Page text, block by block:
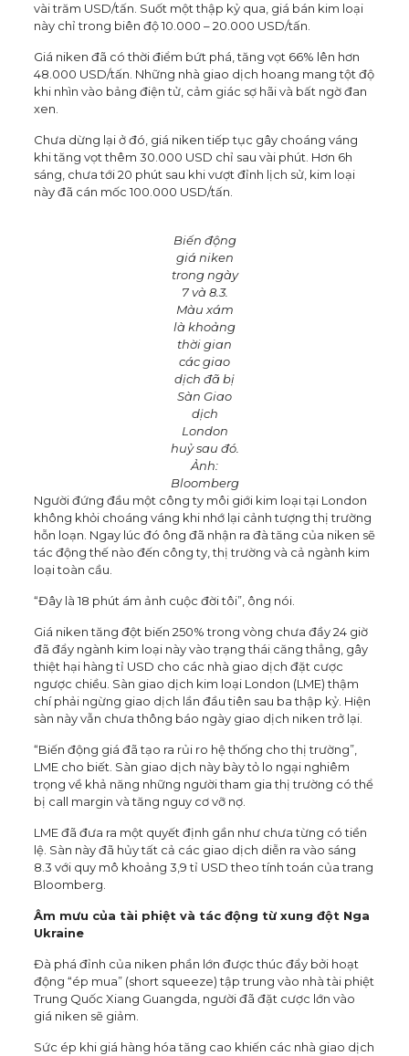
vài trăm USD/tấn. Suốt một thập kỷ qua, giá bán kim loại
này chỉ trong biên độ 10.000 – 20.000 USD/tấn.
Giá niken đã có thời điểm bứt phá, tăng vọt 66% lên hơn
48.000 USD/tấn. Những nhà giao dịch hoang mang tột độ
khi nhìn vào bảng điện tử, cảm giác sợ hãi và bất ngờ đan
xen.
Chưa dừng lại ở đó, giá niken tiếp tục gây choáng váng
khi tăng vọt thêm 30.000 USD chỉ sau vài phút. Hơn 6h
sáng, chưa tới 20 phút sau khi vượt đỉnh lịch sử, kim loại
này đã cán mốc 100.000 USD/tấn.
Biến động
giá niken
trong ngày
7 và 8.3.
Màu xám
là khoảng
thời gian
các giao
dịch đã bị
Sàn Giao
dịch
London
huỷ sau đó.
Ảnh:
Bloomberg
Người đứng đầu một công ty môi giới kim loại tại London
không khỏi choáng váng khi nhớ lại cảnh tượng thị trường
hỗn loạn. Ngay lúc đó ông đã nhận ra đà tăng của niken sẽ
tác động thế nào đến công ty, thị trường và cả ngành kim
loại toàn cầu.
“Đây là 18 phút ám ảnh cuộc đời tôi”, ông nói.
Giá niken tăng đột biến 250% trong vòng chưa đầy 24 giờ
đã đẩy ngành kim loại này vào trạng thái căng thẳng, gây
thiệt hại hàng tỉ USD cho các nhà giao dịch đặt cược
ngược chiều. Sàn giao dịch kim loại London (LME) thậm
chí phải ngừng giao dịch lần đầu tiên sau ba thập kỷ. Hiện
sàn này vẫn chưa thông báo ngày giao dịch niken trở lại.
“Biến động giá đã tạo ra rủi ro hệ thống cho thị trường”,
LME cho biết. Sàn giao dịch này bày tỏ lo ngại nghiêm
trọng về khả năng những người tham gia thị trường có thể
bị call margin và tăng nguy cơ vỡ nợ.
LME đã đưa ra một quyết định gần như chưa từng có tiền
lệ. Sàn này đã hủy tất cả các giao dịch diễn ra vào sáng
8.3 với quy mô khoảng 3,9 tỉ USD theo tính toán của trang
Bloomberg.
Âm mưu của tài phiệt và tác động từ xung đột Nga
Ukraine
Đà phá đỉnh của niken phần lớn được thúc đẩy bởi hoạt
động “ép mua” (short squeeze) tập trung vào nhà tài phiệt
Trung Quốc Xiang Guangda, người đã đặt cược lớn vào
giá niken sẽ giảm.
Sức ép khi giá hàng hóa tăng cao khiến các nhà giao dịch